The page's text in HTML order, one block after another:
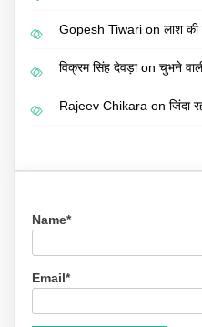
Gopesh Tiwari on लाश की
विक्रम सिंह देवड़ाon चुभने
Rajeev Chikara on जिंदा
Name*
Email*